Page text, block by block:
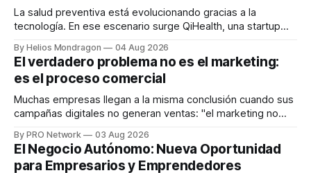
La salud preventiva está evolucionando gracias a la
tecnología. En ese escenario surge QiHealth, una startup
dispositivos inteligentes, inteligencia artificial y monitoreo
en tiempo real para ayudar a las personas a tomar mejores
decisiones sobre su salud metabólica. Su propuesta busca
responder
By Helios Mondragon 04 Aug 2026
El verdadero problema no es el marketing:
es el proceso comercial
Muchas empresas llegan a la misma conclusión cuando sus
campañas digitales no generan ventas: "el marketing no
INTERIUS, el problema suele estar en otro lugar. Durante
una entrevista para el podcast SER PRO, el especialista en
marketing digital explicó que
By PRO Network 03 Aug 2026
El Negocio Autónomo: Nueva Oportunidad
para Empresarios y Emprendedores